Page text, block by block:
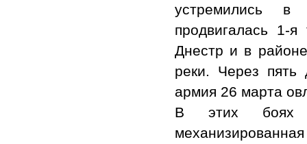
устремились
продвигалась 1-
Днестр и в
реки. Через пять
армия 26 марта
В этих боях